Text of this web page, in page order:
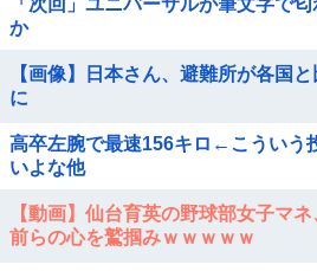
「次回」ユニバーサルが筆文字で
か
【画像】日本さん、避難所が各国
に
高卒左腕で最速156キロ←こういう
いよな他
【動画】仙台育英の野球部女子マ
前らの心を鷲掴みｗｗｗｗｗ